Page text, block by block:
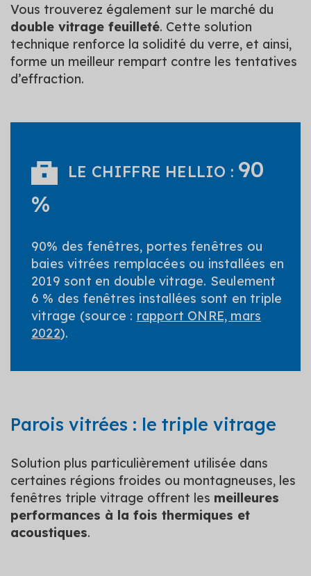
Vous trouverez également sur le marché du
double vitrage feuilleté. Cette solution
technique renforce la solidité du verre, et ainsi,
forme un meilleur rempart contre les tentatives
d’effraction.
LE CHIFFRE HELLIO : 90
%
90% des fenêtres, portes fenêtres ou
baies vitrées remplacées ou installées en
2019 sont en double vitrage. Seulement
6 % des fenêtres installées sont en triple
vitrage (source : rapport ONRE, mars
2022).
Parois vitrées : le triple vitrage
Solution plus particulièrement utilisée dans
certaines régions froides ou montagneuses, les
fenêtres triple vitrage offrent les meilleures
performances à la fois thermiques et
acoustiques.